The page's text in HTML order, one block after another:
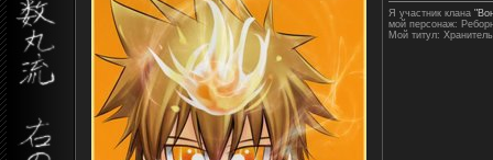
Я участник клана
мой персонаж:
Мой титул: